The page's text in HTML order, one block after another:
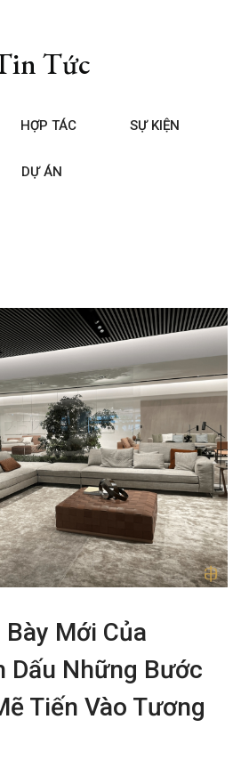
Tức
HỢP TÁC SỰ KIỆN
DỰ ÁN
Mới Của
Dấu Những Bước
Tiến Vào Tương